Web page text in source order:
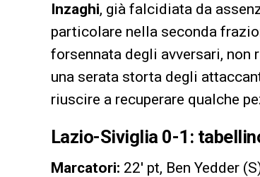
Inzaghi, già falcidiata da
particolare nella seconda
forsennata degli avversari,
una serata storta degli
riuscire a recuperare qualche
Lazio-Siviglia 0-1:
Marcatori: 22′ pt, Ben Yedder